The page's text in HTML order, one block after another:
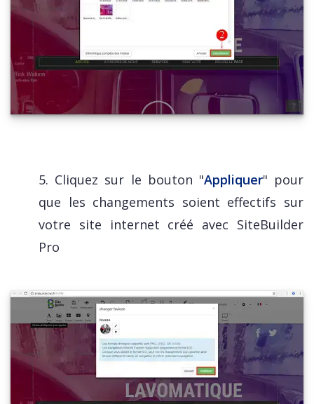
5. Cliquez sur le bouton "Appliquer" pour
que les changements soient effectifs sur
votre site internet créé avec SiteBuilder
Pro